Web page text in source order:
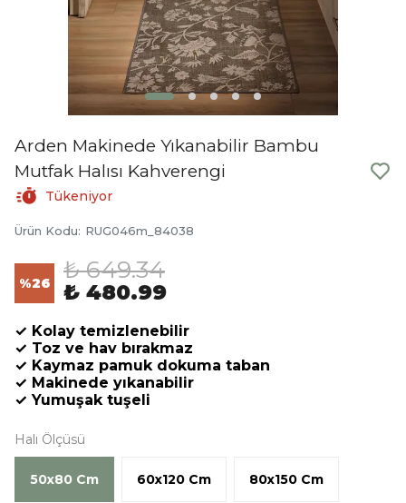
Arden Makinede Yıkanabilir Bambu
Mutfak Halısı Kahverengi
Tükeniyor
Ürün Kodu: RUG046m_84038
%26 ₺ 649.34
₺ 480.99
✓ Kolay temizlenebilir
✓ Toz ve hav bırakmaz
✓ Kaymaz pamuk dokuma taban
✓ Makinede yıkanabilir
✓ Yumuşak tuşeli
Halı Ölçüsü
50x80 Cm 60x120 Cm 80x150 Cm